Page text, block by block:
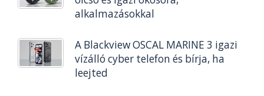
alkalmazásokkal
A Blackview OSCAL MARINE 3 igazi
vízálló cyber telefon és bírja, ha
leejted